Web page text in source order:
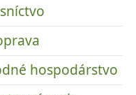
hospodárstvo